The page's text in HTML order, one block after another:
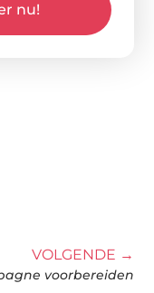
nu!
VOLGENDE →
voorbereiden